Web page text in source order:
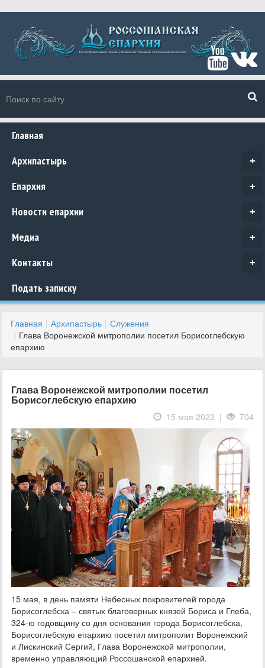
Главная
+
Архипастырь
+
Епархия
+
Новости епархии
+
Медиа
+
Контакты
Подать записку
Главная Архипастырь
Служения
Глава Воронежской митрополии посетил Борисоглебскую
епархию
Глава Воронежской митрополии посетил
Борисоглебскую епархию
15 мая 2022 | 704
15 мая, в день памяти Небесных покровителей города
Борисоглебска – святых благоверных князей Бориса и Глеба,
324-ю годовщину со дня основания города Борисоглебска,
Борисоглебскую епархию посетил митрополит Воронежский
и Лискинский Сергий, Глава Воронежской митрополии,
временно управляющий Россошанской епархией.